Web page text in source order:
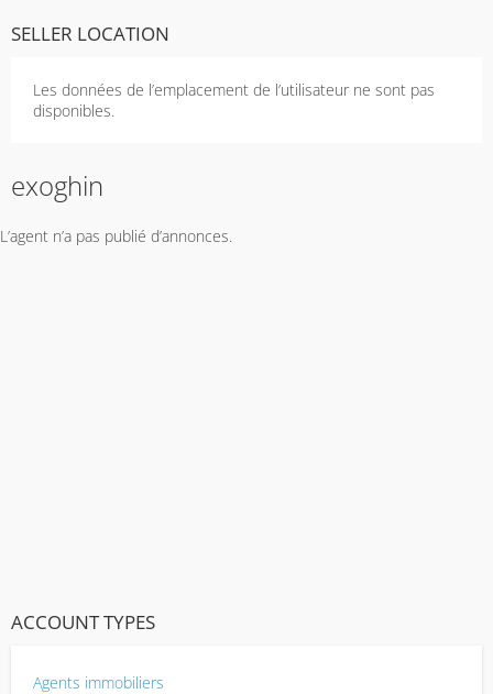
SELLER LOCATION
Les données de l’emplacement de l’utilisateur ne sont pas
disponibles.
exoghin
L’agent n’a pas publié d’annonces.
ACCOUNT TYPES
Agents immobiliers